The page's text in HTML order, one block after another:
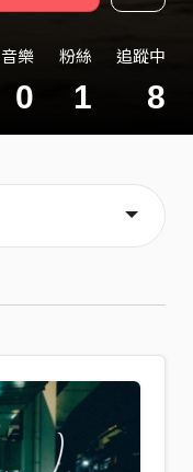
音樂
0
粉絲
1
追蹤中
8